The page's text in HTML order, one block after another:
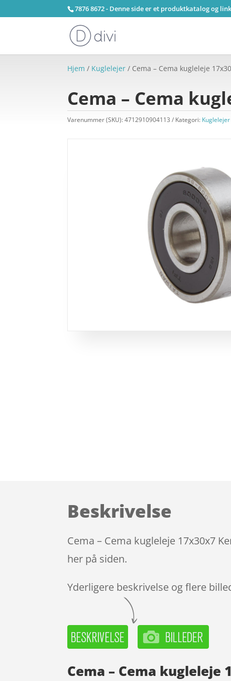
7876 8672 - Denne side er et produktkatalog og
Hjem / Kuglelejer / Cema – Cema kugleleje
Cema – Cema
Varenummer (SKU):4712910904113 Kategori: Kuglelejer
Beskrivelse
Cema – Cema kugleleje 17x30x7
her på siden.
Yderligere beskrivelse og flere
Cema – Cema